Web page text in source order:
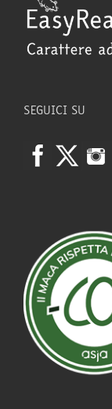
SEGUICI SU